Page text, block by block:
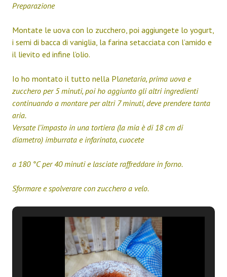
Preparazione
Montate le uova con lo zucchero, poi aggiungete lo yogurt,
i semi di bacca di vaniglia, la farina setacciata con l’amido e
il lievito ed infine l’olio.
Io ho montato il tutto nella Planetaria, prima uova e
zucchero per 5 minuti, poi ho aggiunto gli altri ingredienti
continuando a montare per altri 7 minuti, deve prendere tanta
aria.
Versate l’impasto in una tortiera (la mia è di 18 cm di
diametro) imburrata e infarinata, cuocete
a 180 °C per 40 minuti e lasciate raffreddare in forno.
Sformare e spolverare con zucchero a velo.